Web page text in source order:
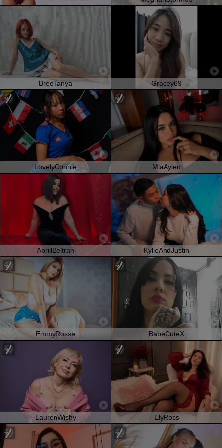
BreeTanya Gracey69
LovelyConnie MiaAylen
AbriilBeltran KylieAndJustin
EmmyRosse BabeCuteX
LaurenWishy ElyRoss